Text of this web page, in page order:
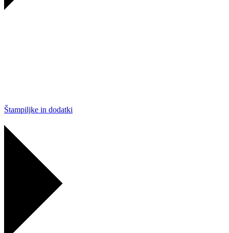
Štampiljke in dodatki